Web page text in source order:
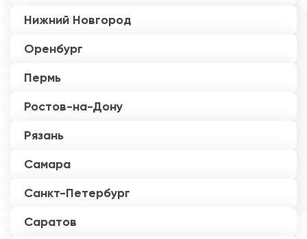
Нижний Новгород
Оренбург
Пермь
Ростов-на-Дону
Рязань
Самара
Санкт-Петербург
Саратов